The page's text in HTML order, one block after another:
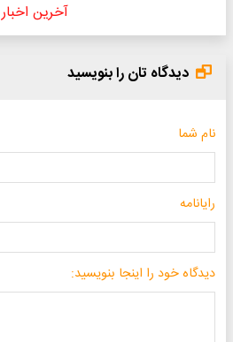
آخرین اخبار
دیدگاه تان را بنویسید
نام شما
رایانامه
دیدگاه خود را اینجا بنویسید: